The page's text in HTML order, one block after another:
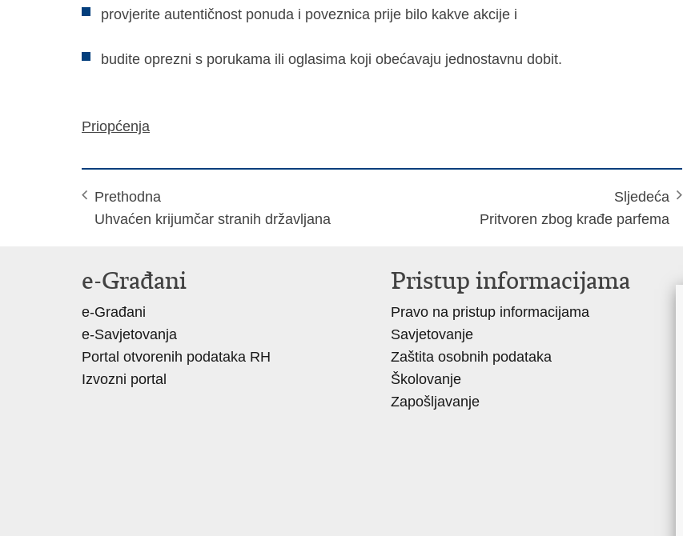
provjerite autentičnost ponuda i poveznica prije bilo kakve akcije i
budite oprezni s porukama ili oglasima koji obećavaju jednostavnu dobit.
Priopćenja
Prethodna
​Uhvaćen krijumčar stranih državljana
Sljedeća
Pritvoren zbog krađe parfema
e-Građani
e-Građani
e-Savjetovanja
Portal otvorenih podataka RH
Izvozni portal
Pristup informacijama
Pravo na pristup informacijama
Savjetovanje
Zaštita osobnih podataka
Školovanje
Zapošljavanje